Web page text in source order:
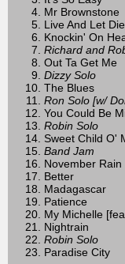
Mr Brownstone
Live And Let Die
Knockin' On
Richard and
Out Ta Get Me
Dizzy Solo
The Blues
Ron Solo [w/
You Could Be
Robin Solo
Sweet Child O'
Band Jam
November Rain
Better
Madagascar
Patience
My Michelle
Nightrain
Robin Solo
Paradise City